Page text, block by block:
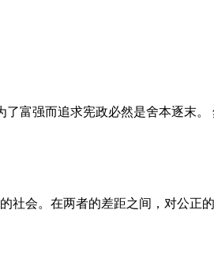
富强而追求宪政必然是舍本逐末
社会。在两者的差距之间，对公正